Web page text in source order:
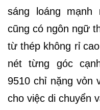
sáng loáng
cũng có ngôn ngữ
từ thép không rỉ
nét từng góc
9510 chỉ nặng vỏn
cho việc di chuyển